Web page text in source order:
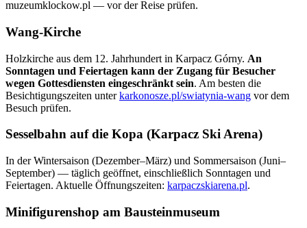
muzeumklockow.pl — vor der Reise prüfen.
Wang-Kirche
Holzkirche aus dem 12. Jahrhundert in Karpacz Górny. An
Sonntagen und Feiertagen kann der Zugang für Besucher
wegen Gottesdiensten eingeschränkt sein. Am besten die
Besichtigungszeiten unterkarkonosze.pl/swiatynia-wang vor dem
Besuch prüfen.
Sesselbahn auf die Kopa (Karpacz Ski Arena)
In der Wintersaison (Dezember–März) und Sommersaison (Juni–
September) — täglich geöffnet, einschließlich Sonntagen und
Feiertagen. Aktuelle Öffnungszeiten: karpaczskiarena.pl.
Minifigurenshop am Bausteinmuseum